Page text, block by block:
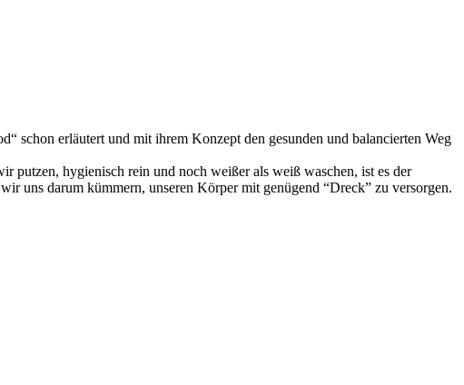
schon erläutert und mit ihrem Konzept den gesunden und balancierten Weg
putzen, hygienisch rein und noch weißer als weiß waschen, ist es der
uns darum kümmern, unseren Körper mit genügend “Dreck” zu versorgen.